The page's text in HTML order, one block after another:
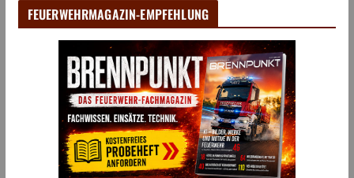
FEUERWEHRMAGAZIN-EMPFEHLUNG